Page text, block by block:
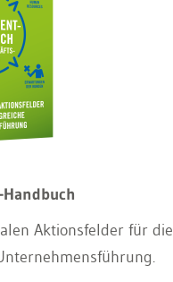
Aktionsfelder für die